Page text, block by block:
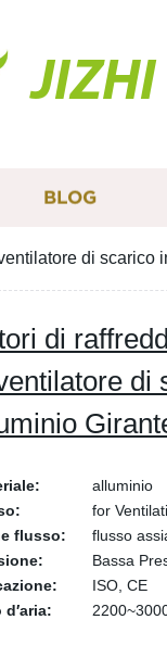
JIZHI
BLOG
di
di
di
alluminio
for
flusso:
flusso
Bassa
ISO, CE